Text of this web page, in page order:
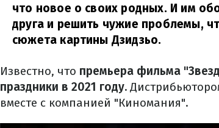
что новое о своих родных. И им
друга и решить чужие проблемы,
сюжета картины Дзидзьо.
Известно, что премьера фильма
праздники в 2021 году.
вместе с компанией "Киномания".